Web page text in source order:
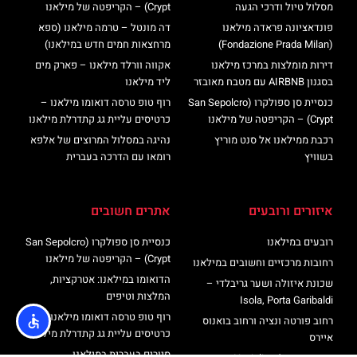
מסלול טיול ודרכי הגעה
פונדאציונה פראדה מילאנו
(Fondazione Prada Milan)
דירות מומלצות במרכז מילאנו
בסגנון AIRBNB עם מטבח מאובזר
כנסיית סן ספולקרו (San Sepolcro
Crypt) – הקריפטה של מילאנו
רכבת ממילאנו אל סנט מוריץ
בשוויץ
Crypt) – הקריפטה של מילאנו
דה מונטל – טרמה מילאנו (ספא
מרחצאות חמים חדש במילאנו)
אקווה וורלד מילאנו – פארק מים
ליד מילאנו
רוף טופ טרסה דואומו מילאנו –
כרטיסים עליית גג קתדרלת מילאנו
נהיגה במסלול המרוצים של אלפא
רומאו עם הדרכה בעברית
איזורים ורובעים
רובעים במילאנו
רחובות מרכזיים וחשובים במילאנו
שכונת איזולה ושער גריבלדי –
Isola, Porta Garibaldi
רחוב פורטה ונציה ורחוב בואנוס
איירס
אתרים חשובים
כנסיית סן ספולקרו (San Sepolcro
Crypt) – הקריפטה של מילאנו
הדואומו במילאנו: אטרקציות,
המלצות וטיפים
רוף טופ טרסה דואומו מילאנו –
כרטיסים עליית גג קתדרלת מילאנו